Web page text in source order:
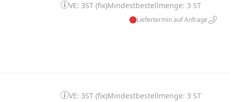
VE: 3ST (fix)Mindestbestellmenge: 3 ST
Liefertermin auf Anfrage
VE: 3ST (fix)Mindestbestellmenge: 3 ST